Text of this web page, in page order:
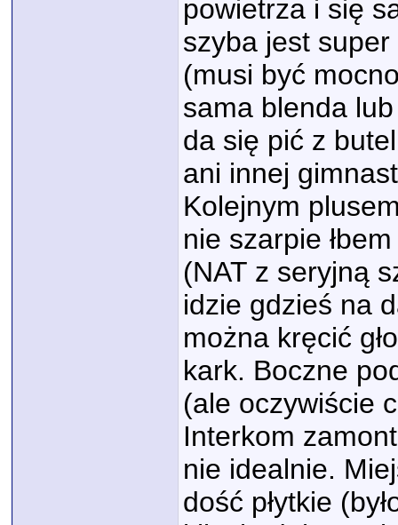
powietrza i się
szyba jest
(musi być
sama blenda
da się pić z
ani innej
Kolejnym
nie szarpie
(NAT z seryjną
idzie gdzieś na
można kręcić
kark. Boczne
(ale oczywiście
Interkom
nie idealnie.
dość płytkie